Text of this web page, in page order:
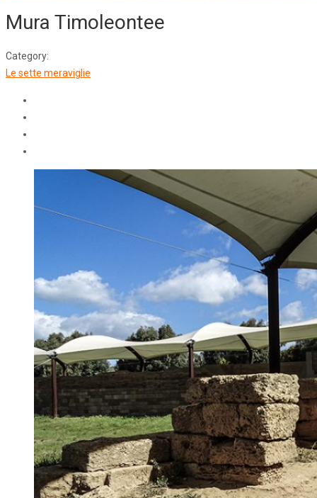
Mura Timoleontee
Category:
Le sette meraviglie